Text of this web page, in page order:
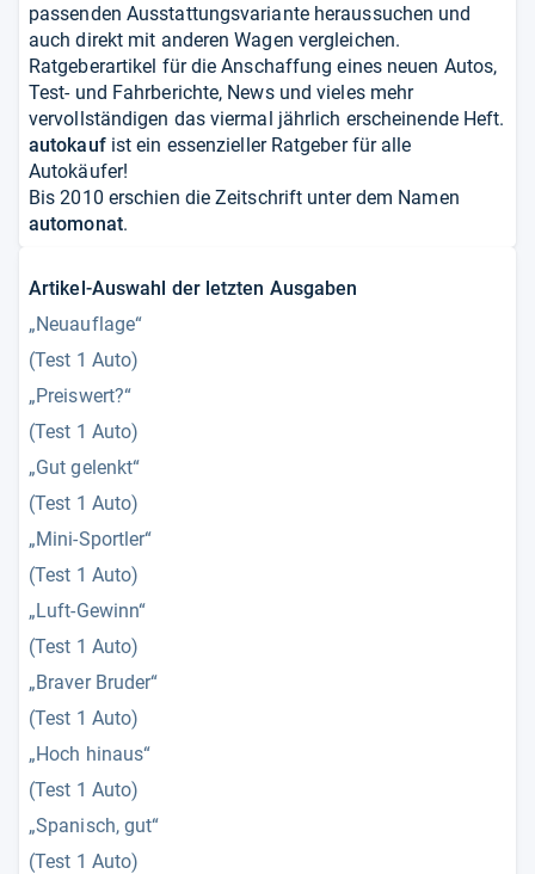
passenden Ausstattungsvariante heraussuchen und
auch direkt mit anderen Wagen vergleichen.
Ratgeberartikel für die Anschaffung eines neuen Autos,
Test- und Fahrberichte, News und vieles mehr
vervollständigen das viermal jährlich erscheinende Heft.
autokaufist ein essenzieller Ratgeber für alle
Autokäufer!
Bis 2010 erschien die Zeitschrift unter dem Namen
automonat.
Artikel-Auswahl der letzten Ausgaben
„Neuauflage“
(Test 1 Auto)
„Preiswert?“
(Test 1 Auto)
„Gut gelenkt“
(Test 1 Auto)
„Mini-Sportler“
(Test 1 Auto)
„Luft-Gewinn“
(Test 1 Auto)
„Braver Bruder“
(Test 1 Auto)
„Hoch hinaus“
(Test 1 Auto)
„Spanisch, gut“
(Test 1 Auto)